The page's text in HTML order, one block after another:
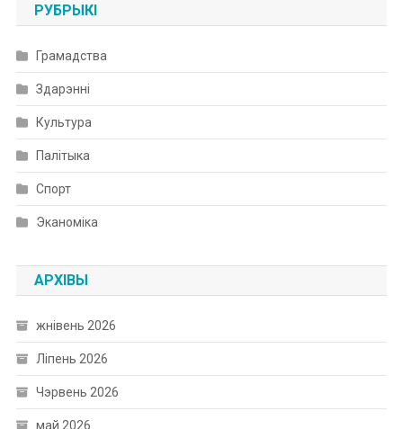
РУБРЫКІ
Грамадства
Здарэнні
Культура
Палітыка
Спорт
Эканоміка
АРХІВЫ
жнівень 2026
Ліпень 2026
Чэрвень 2026
май 2026